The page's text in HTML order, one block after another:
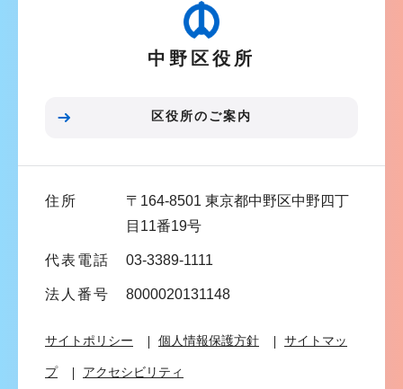
ま
中野区役所
区役所のご案内
住所
〒164-8501 東京都中野区中野四丁
目11番19号
代表電話 03-3389-1111
法人番号 8000020131148
サイトポリシー 個人情報保護方針 サイトマッ
プ アクセシビリティ